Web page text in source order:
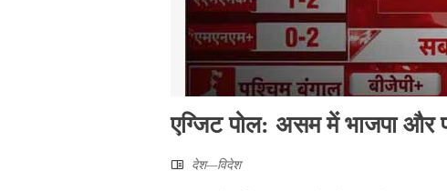
एग्जिट पोल: असम में भाजपा और
देश—विदेश